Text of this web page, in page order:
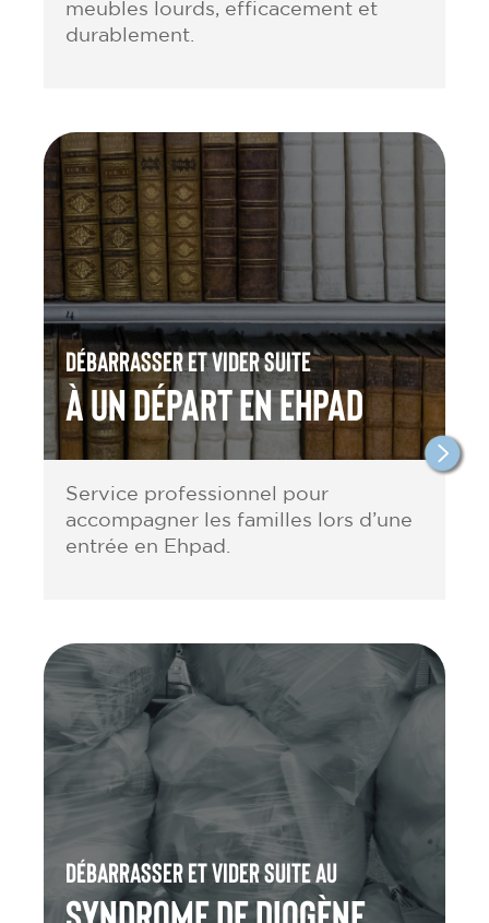
meubles lourds, efficacement et
durablement.
Débarrasser et vider suite
à un départ en Ehpad
Service professionnel pour
accompagner les familles lors d’une
entrée en Ehpad.
Débarrasser et vider suite au